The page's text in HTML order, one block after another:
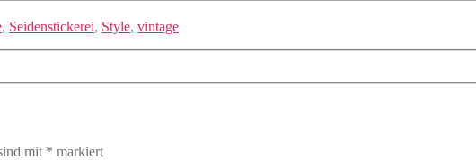
, Seidenstickerei, Style, vintage
mit * markiert